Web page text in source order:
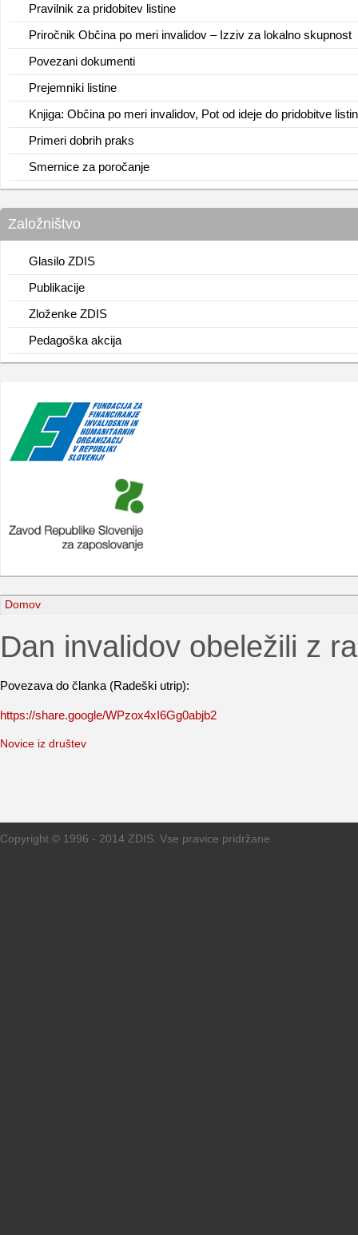
Pravilnik za pridobitev listine
Priročnik Občina po meri invalidov – Izziv za lokalno skupnost
Povezani dokumenti
Prejemniki listine
Knjiga: Občina po meri invalidov, Pot od ideje do pridobitve
Primeri dobrih praks
Smernice za poročanje
Založništvo
Glasilo ZDIS
Publikacije
Zloženke ZDIS
Pedagoška akcija
Domov
Dan invalidov obeležili z
Povezava do članka (Radeški utrip):
https://share.google/WPzox4xI6Gg0abjb2
Novice iz društev
Copyright © 1996 - 2014 ZDIS. Vse pravice pridržane.